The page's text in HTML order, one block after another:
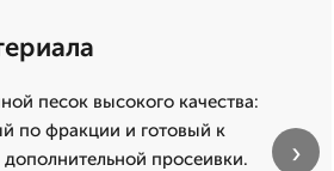
песок высокого качества:
по фракции и готовый к
просеивки.
›